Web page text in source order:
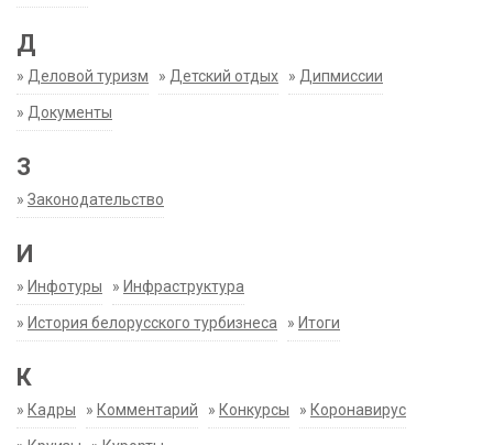
Д
» Деловой туризм » Детский отдых » Дипмиссии
» Документы
З
» Законодательство
И
» Инфотуры » Инфраструктура
» История белорусского турбизнеса » Итоги
К
» Кадры » Комментарий » Конкурсы » Коронавирус